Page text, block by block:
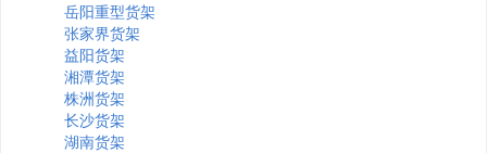
岳阳重型货架
张家界货架
益阳货架
湘潭货架
株洲货架
长沙货架
湖南货架